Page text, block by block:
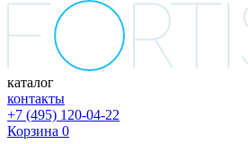
каталог
контакты
+7 (495) 120-04-22
Корзина 0